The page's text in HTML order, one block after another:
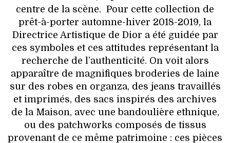
centre de la scène. Pour cette collection de
prêt-à-porter automne-hiver 2018-2019, la
Directrice Artistique de Dior a été guidée par
ces symboles et ces attitudes représentant la
recherche de l’authenticité. On voit alors
apparaître de magnifiques broderies de laine
sur des robes en organza, des jeans travaillés
et imprimés, des sacs inspirés des archives
de la Maison, avec une bandoulière ethnique,
ou des patchworks composés de tissus
provenant de ce même patrimoine : ces pièces